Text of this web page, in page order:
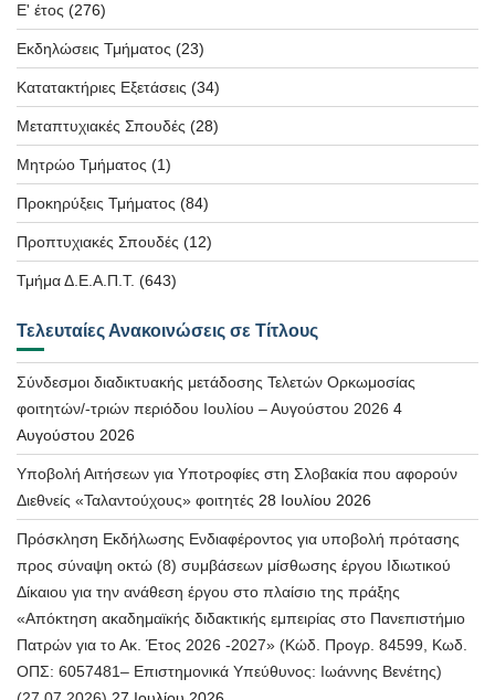
Ε' έτος (276)
Εκδηλώσεις Τμήματος (23)
Κατατακτήριες Εξετάσεις (34)
Μεταπτυχιακές Σπουδές (28)
Μητρώο Τμήματος (1)
Προκηρύξεις Τμήματος (84)
Προπτυχιακές Σπουδές (12)
Τμήμα Δ.Ε.Α.Π.Τ. (643)
Τελευταίες Ανακοινώσεις σε Τίτλους
Σύνδεσμοι διαδικτυακής μετάδοσης Τελετών Ορκωμοσίας
φοιτητών/-τριών περιόδου Ιουλίου – Αυγούστου 2026 4
Αυγούστου 2026
Υποβολή Αιτήσεων για Υποτροφίες στη Σλοβακία που αφορούν
Διεθνείς «Ταλαντούχους» φοιτητές 28 Ιουλίου 2026
Πρόσκληση Εκδήλωσης Ενδιαφέροντος για υποβολή πρότασης
προς σύναψη οκτώ (8) συμβάσεων μίσθωσης έργου Ιδιωτικού
Δίκαιου για την ανάθεση έργου στο πλαίσιο της πράξης
«Απόκτηση ακαδημαϊκής διδακτικής εμπειρίας στο Πανεπιστήμιο
Πατρών για το Ακ. Έτος 2026 -2027» (Κώδ. Προγρ. 84599, Κωδ.
ΟΠΣ: 6057481– Επιστημονικά Υπεύθυνος: Ιωάννης Βενέτης)